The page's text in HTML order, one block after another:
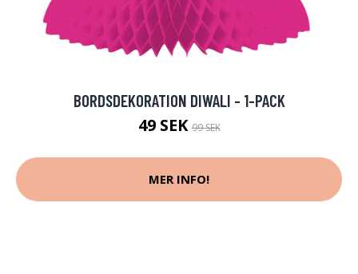
BORDSDEKORATION DIWALI - 1-PACK
49 SEK99 SEK
MER INFO!